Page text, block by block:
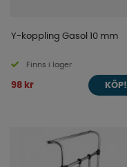
Y-koppling Gasol 10 mm
Finns i lager
98 kr KÖP!